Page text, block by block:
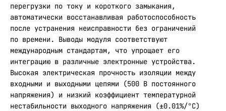
перегрузки по току и короткого замыкания,
автоматически восстанавливая работоспособность
после устранения неисправности без ограничений
по времени. Выводы модуля соответствуют
международным стандартам, что упрощает его
интеграцию в различные электронные устройства.
Высокая электрическая прочность изоляции между
входными и выходными цепями (500 В постоянного
напряжения) и низкий коэффициент температурной
нестабильности выходного напряжения (±0.01%/°C)